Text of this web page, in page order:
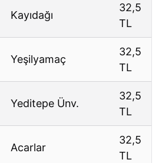
Kayıdağı
32,5
TL
Yeşilyamaç
32,5
TL
Yeditepe Ünv.
32,5
TL
Acarlar
32,5
TL